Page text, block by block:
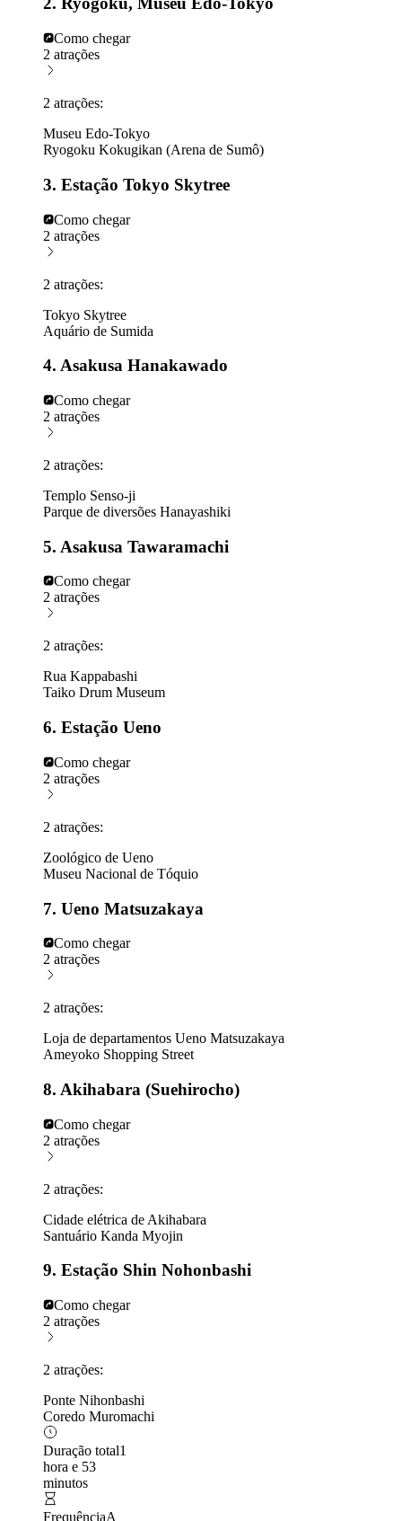
Como chegar
2 atrações
2 atrações:
Museu Edo-Tokyo
Ryogoku Kokugikan (Arena de Sumô)
3. Estação Tokyo Skytree
Como chegar
2 atrações
2 atrações:
Tokyo Skytree
Aquário de Sumida
4. Asakusa Hanakawado
Como chegar
2 atrações
2 atrações:
Templo Senso-ji
Parque de diversões Hanayashiki
5. Asakusa Tawaramachi
Como chegar
2 atrações
2 atrações:
Rua Kappabashi
Taiko Drum Museum
6. Estação Ueno
Como chegar
2 atrações
2 atrações:
Zoológico de Ueno
Museu Nacional de Tóquio
7. Ueno Matsuzakaya
Como chegar
2 atrações
2 atrações:
Loja de departamentos Ueno Matsuzakaya
Ameyoko Shopping Street
8. Akihabara (Suehirocho)
Como chegar
2 atrações
2 atrações:
Cidade elétrica de Akihabara
Santuário Kanda Myojin
9. Estação Shin Nohonbashi
Como chegar
2 atrações
2 atrações:
Ponte Nihonbashi
Coredo Muromachi
Duração total1
hora e 53
minutos
FrequênciaA